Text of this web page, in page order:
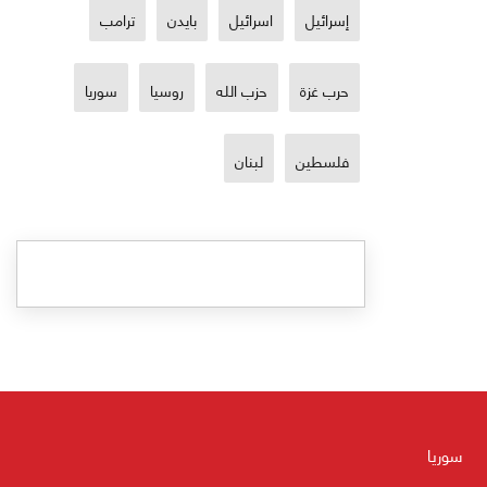
إسرائيل اسرائيل بايدن ترامب
حرب غزة حزب الله روسيا سوريا
فلسطين لبنان
سوريا